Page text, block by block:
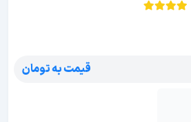
قیمت به تومان